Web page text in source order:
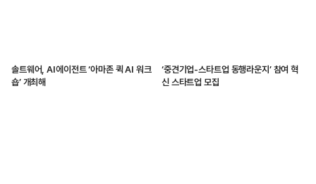
솔트웨어, AI에이전트 ‘아마존 퀵 AI 워크
숍’ 개최해
‘중견기업-스타트업 동행라운지’ 참여 혁
신 스타트업 모집